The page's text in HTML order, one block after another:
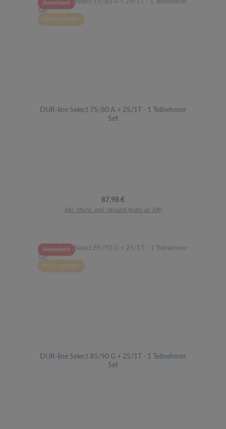
Ausverkauft
Nicht vorrätiges
DUR-line Select 75/80 A + 2S/1T - 1 Teilnehmer
Set
Regulärer Preis:
87,98 €
inkl. MwSt. zzgl. Versand (gratis ab 50€)
Ausverkauft
Nicht vorrätiges
DUR-line Select 85/90 G + 2S/1T - 1 Teilnehmer
Set